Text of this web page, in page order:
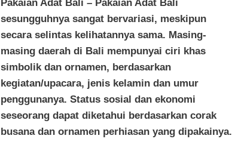
Pakaian Adat Bali – Pakaian Adat Bali
sesungguhnya sangat bervariasi, meskipun
secara selintas kelihatannya sama. Masing-
masing daerah di Bali mempunyai ciri khas
simbolik dan ornamen, berdasarkan
kegiatan/upacara, jenis kelamin dan umur
penggunanya. Status sosial dan ekonomi
seseorang dapat diketahui berdasarkan corak
busana dan ornamen perhiasan yang dipakainya.